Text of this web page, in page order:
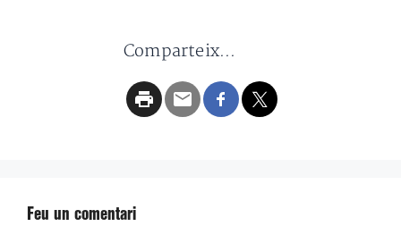
Comparteix...
Feu un comentari